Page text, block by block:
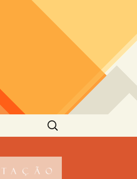
Pesquisar
por: